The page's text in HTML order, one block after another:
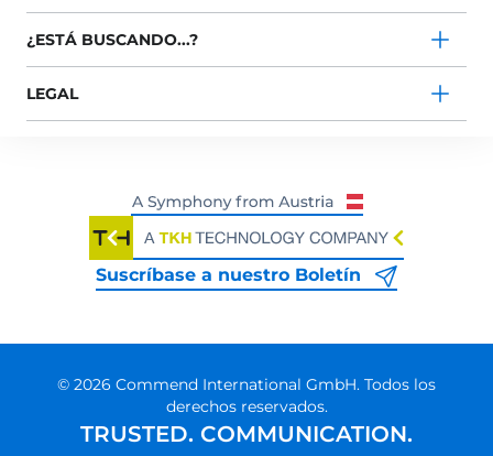
¿ESTÁ BUSCANDO...?
LEGAL
Suscríbase a nuestro Boletín
© 2026 Commend International GmbH. Todos los
derechos reservados.
TRUSTED. COMMUNICATION.